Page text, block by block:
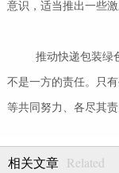
意识，适当推出一些
推动快递包装绿色
不是一方的责任。只
等共同努力、各尽其责
相关文章 Related